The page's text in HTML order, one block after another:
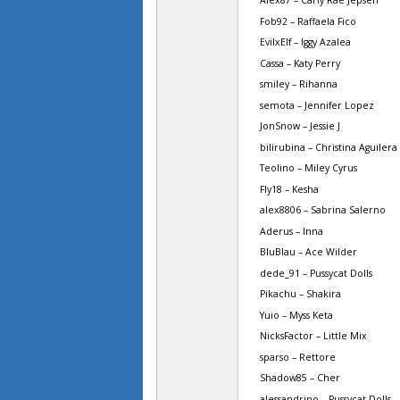
Fob92 – Raffaela Fico
EvilxElf – Iggy Azalea
Cassa – Katy Perry
smiley – Rihanna
semota – Jennifer Lopez
JonSnow – Jessie J
bilirubina – Christina Aguilera
Teolino – Miley Cyrus
Fly18 – Kesha
alex8806 – Sabrina Salerno
Aderus – Inna
BluBlau – Ace Wilder
dede_91 – Pussycat Dolls
Pikachu – Shakira
Yuio – Myss Keta
NicksFactor – Little Mix
sparso – Rettore
Shadow85 – Cher